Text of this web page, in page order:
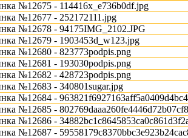
№12675 - 114416x_e736b0df.jpg
№12677 - 252172111.jpg
№12678 - 94175IMG_2102.JPG
№12679 - 1903453d_w123.jpg
№12680 - 823773podpis.png
№12681 - 193030podpis.png
№12682 - 428723podpis.png
№12683 - 340801sugar.jpg
№12684 -
№12685 -
№12686 -
№12687 -